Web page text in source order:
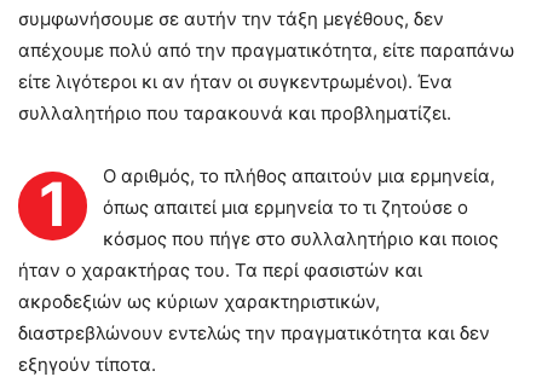
συμφωνήσουμε σε αυτήν την τάξη μεγέθους, δεν
απέχουμε πολύ από την πραγματικότητα, είτε παραπάνω
είτε λιγότεροι κι αν ήταν οι συγκεντρωμένοι). Ένα
συλλαλητήριο που ταρακουνά και προβληματίζει.
1
Ο αριθμός, το πλήθος απαιτούν μια ερμηνεία,
όπως απαιτεί μια ερμηνεία το τι ζητούσε ο
κόσμος που πήγε στο συλλαλητήριο και ποιος
ήταν ο χαρακτήρας του. Τα περί φασιστών και
ακροδεξιών ως κύριων χαρακτηριστικών,
διαστρεβλώνουν εντελώς την πραγματικότητα και δεν
εξηγούν τίποτα.